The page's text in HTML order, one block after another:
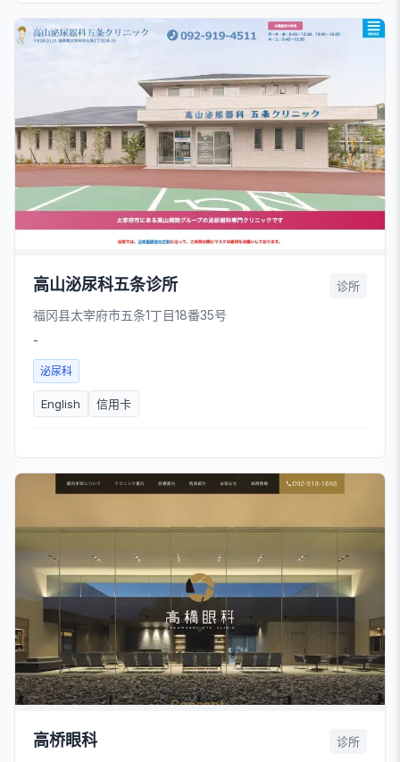
高山泌尿科五条诊所 诊所
福冈县太宰府市五条1丁目18番35号
-
泌尿科
English 信用卡
高桥眼科 诊所